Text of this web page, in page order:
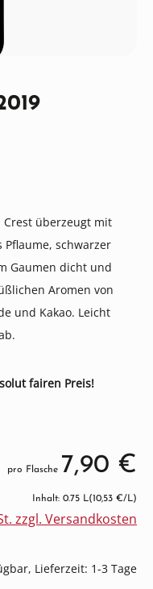
Crest überzeugt mit
schwarzer
Gaumen dicht und
Aromen von
und Kakao. Leicht
fairen Preis!
pro Flasche 7,90 €
Inhalt: 0.75 L(10,53 €/L)
zzgl. Versandkosten
Lieferzeit: 1-3 Tage